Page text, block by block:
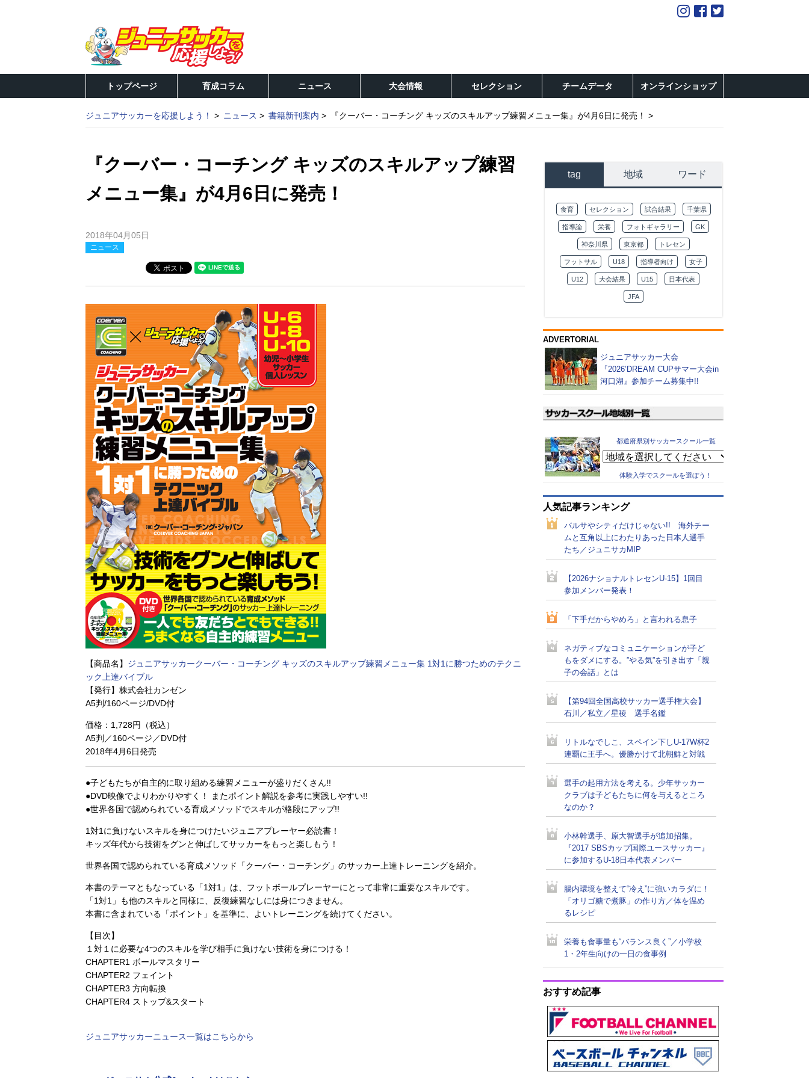
トップページ 育成コラム ニュース 大会情報 セレクション チームデータ オンラインショップ
ジュニアサッカーを応援しよう！ ニュース 書籍新刊案内 『クーバー・コーチング キッズのスキルアップ練習メニュー集』が4月6日に発売！
『クーバー・コーチング キッズのスキルアップ練習
メニュー集』が4月6日に発売！
2018年04月05日
ニュース
【商品名】 ジュニアサッカークーバー・コーチング キッズのスキルアップ練習メニュー集 1対1に勝つためのテクニ
ック上達バイブル
【発行】株式会社カンゼン
A5判/160ページ/DVD付
価格：1,728円（税込）
A5判／160ページ／DVD付
2018年4月6日発売
●子どもたちが自主的に取り組める練習メニューが盛りだくさん!!
●DVD映像でよりわかりやすく！ またポイント解説を参考に実践しやすい!!
●世界各国で認められている育成メソッドでスキルが格段にアップ!!
1対1に負けないスキルを身につけたいジュニアプレーヤー必読書！
キッズ年代から技術をグンと伸ばしてサッカーをもっと楽しもう！
世界各国で認められている育成メソッド「クーバー・コーチング」のサッカー上達トレーニングを紹介。
本書のテーマともなっている「1対1」は、フットボールプレーヤーにとって非常に重要なスキルです。
「1対1」も他のスキルと同様に、反復練習なしには身につきません。
本書に含まれている「ポイント」を基準に、よいトレーニングを続けてください。
【目次】
１対１に必要な4つのスキルを学び相手に負けない技術を身につける！
CHAPTER1 ボールマスタリー
CHAPTER2 フェイント
CHAPTER3 方向転換
CHAPTER4 ストップ&スタート
ジュニアサッカーニュース一覧はこちらから
tag 地域 ワード
食育 セレクション 試合結果 千葉県
指導論 栄養 フォトギャラリー GK
神奈川県 東京都 トレセン
フットサル U18 指導者向け 女子
U12 大会結果 U15 日本代表
JFA
ADVERTORIAL
ジュニアサッカー大会
『2026’DREAM CUPサマー大会in
河口湖』参加チーム募集中!!
都道府県別サッカースクール一覧
体験入学でスクールを選ぼう！
人気記事ランキング
バルサやシティだけじゃない!! 海外チー
ムと互角以上にわたりあった日本人選手
たち／ジュニサカMIP
【2026ナショナルトレセンU-15】1回目
参加メンバー発表！
「下手だからやめろ」と言われる息子
ネガティブなコミュニケーションが子ど
もをダメにする。”やる気”を引き出す「親
子の会話」とは
【第94回全国高校サッカー選手権大会】
石川／私立／星稜 選手名鑑
リトルなでしこ、スペイン下しU-17W杯2
連覇に王手へ。優勝かけて北朝鮮と対戦
選手の起用方法を考える。少年サッカー
クラブは子どもたちに何を与えるところ
なのか？
小林幹選手、原大智選手が追加招集。
『2017 SBSカップ国際ユースサッカー』
に参加するU-18日本代表メンバー
腸内環境を整えて“冷え”に強いカラダに！
「オリゴ糖で煮豚」の作り方／体を温め
るレシピ
栄養も食事量も“バランス良く”／小学校
1・2年生向けの一日の食事例
おすすめ記事